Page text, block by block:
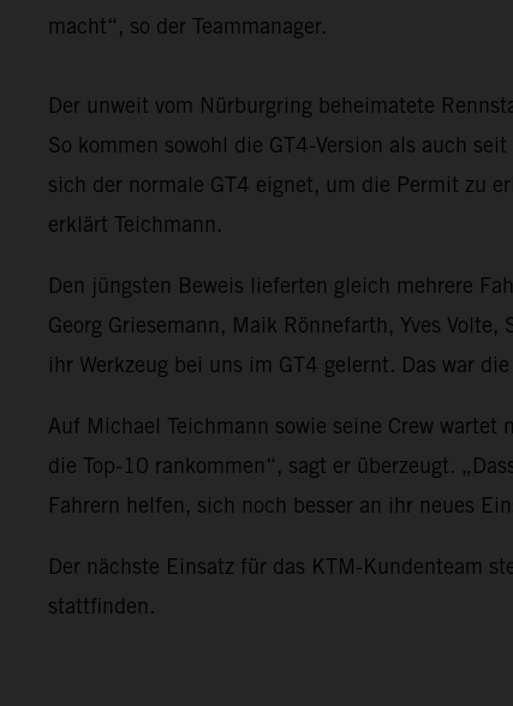
macht“, so der Teammanager.
Der unweit vom Nürburgring beheimatete
So kommen sowohl die GT4-Version als auch
sich der normale GT4 eignet, um die Permit zu
erklärt Teichmann.
Den jüngsten Beweis lieferten gleich mehrere
Georg Griesemann, Maik Rönnefarth, Yves
ihr Werkzeug bei uns im GT4 gelernt. Das war
Auf Michael Teichmann sowie seine Crew
die Top-10 rankommen“, sagt er überzeugt.
Fahrern helfen, sich noch besser an ihr neues
Der nächste Einsatz für das KTM-Kundenteam
stattfinden.